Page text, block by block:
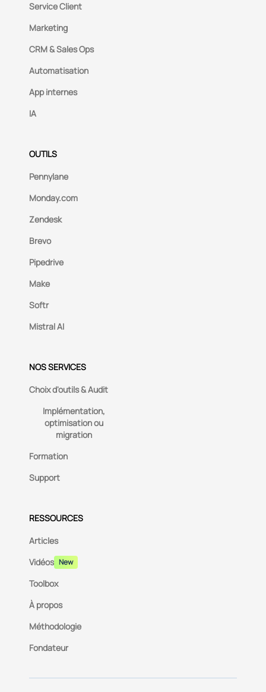
Service Client
Marketing
CRM & Sales Ops
Automatisation
App internes
IA
OUTILS
Pennylane
Monday.com
Zendesk
Brevo
Pipedrive
Make
Softr
Mistral AI
NOS SERVICES
Choix d'outils & Audit
Implémentation,
optimisation ou
migration
Formation
Support
RESSOURCES
Articles
Vidéos New
Toolbox
À propos
Méthodologie
Fondateur